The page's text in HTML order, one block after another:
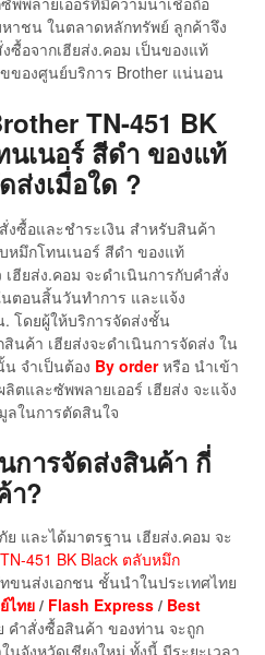
าชน ในตลาดหลักทรัพย์ ลูกค้าจึง
อจากเฮียส่ง.คอม เป็นของแท้
ของศูนย์บริการ Brother แน่นอน
TN-451 BK
เนอร์ สีดำ ของแท้
ส่งเมื่อใด ?
งซื้อและชำระเงิน สำหรับสินค้า
หมึกโทนเนอร์ สีดำ ของแท้
ฮียส่ง.คอม จะดำเนินการกับคำสั่ง
ตอนสิ้นวันทำการ และแจ้ง
โดยผู้ให้บริการจัดส่งชั้น
ค้า เฮียส่งจะดำเนินการจัดส่ง ใน
จำเป็นต้อง By orderหรือ นำเข้า
ตและซัพพลายเออร์ เฮียส่ง จะแจ้ง
ลในการตัดสินใจ
การจัดส่งสินค้า กี่
า?
ย และได้มาตรฐาน เฮียส่ง.คอม จะ
451 BK Black ตลับหมึก
ขนส่งเอกชน ชั้นนำในประเทศไทย
ไทย/ Flash Express/ Best
ำสั่งซื้อสินค้า ของท่าน จะถูก